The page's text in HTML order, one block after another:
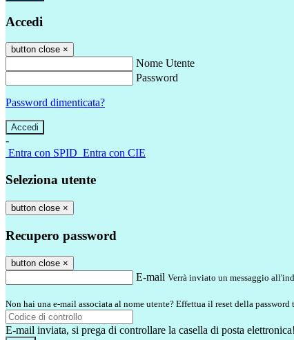
Accedi
button close ×
Nome Utente
Password
Password dimenticata?
-
Entra con SPID Entra con CIE
Seleziona utente
button close ×
Recupero password
button close ×
E-mail Verrà inviato un messaggio
Non hai una e-mail associata al nome utente? Effettua il reset della password
E-mail inviata, si prega di controllare la casella di posta elettronica!